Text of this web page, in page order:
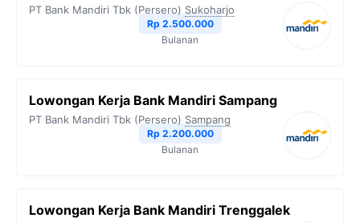
PT Bank Mandiri Tbk (Persero) Sukoharjo
Rp 2.500.000
Bulanan
Lowongan Kerja Bank Mandiri Sampang
PT Bank Mandiri Tbk (Persero) Sampang
Rp 2.200.000
Bulanan
Lowongan Kerja Bank Mandiri Trenggalek